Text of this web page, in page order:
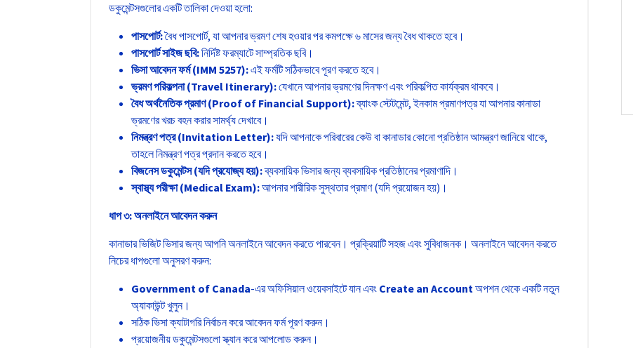
ডকুমেন্টসগুলোর একটি তালিকা দেওয়া হলো:
পাসপোর্ট:বৈধ পাসপোর্ট, যা আপনার ভ্রমণ শেষ হওয়ার পর কমপক্ষে ৬ মাসের জন্য বৈধ থাকতে হবে।
পাসপোর্ট সাইজ ছবি:নির্দিষ্ট ফরম্যাটে সাম্প্রতিক ছবি।
ভিসা আবেদন ফর্ম (IMM 5257):এই ফর্মটি সঠিকভাবে পূরণ করতে হবে।
ভ্রমণ পরিকল্পনা (Travel Itinerary):যেখানে আপনার ভ্রমণের দিনক্ষণ এবং পরিকল্পিত কার্যক্রম থাকবে।
বৈধ অর্থনৈতিক প্রমাণ (Proof of Financial Support):ব্যাংক স্টেটমেন্ট, ইনকাম প্রমাণপত্র যা আপনার কানাডা
ভ্রমণের খরচ বহন করার সামর্থ্য দেখাবে।
নিমন্ত্রণ পত্র (Invitation Letter):যদি আপনাকে পরিবারের কেউ বা কানাডার কোনো প্রতিষ্ঠান আমন্ত্রণ জানিয়ে থাকে,
তাহলে নিমন্ত্রণ পত্র প্রদান করতে হবে।
বিজনেস ডকুমেন্টস (যদি প্রযোজ্য হয়):ব্যবসায়িক ভিসার জন্য ব্যবসায়িক প্রতিষ্ঠানের প্রমাণাদি।
স্বাস্থ্য পরীক্ষা (Medical Exam):আপনার শারীরিক সুস্থতার প্রমাণ (যদি প্রয়োজন হয়)।
ধাপ ৩: অনলাইনে আবেদন করুন
কানাডার ভিজিট ভিসার জন্য আপনি অনলাইনে আবেদন করতে পারবেন। প্রক্রিয়াটি সহজ এবং সুবিধাজনক। অনলাইনে আবেদন করতে
নিচের ধাপগুলো অনুসরণ করুন:
Government of Canada-এর অফিসিয়াল ওয়েবসাইটে যান এবং Create an Accountঅপশন থেকে একটি নতুন
অ্যাকাউন্ট খুলুন।
সঠিক ভিসা ক্যাটাগরি নির্বাচন করে আবেদন ফর্ম পূরণ করুন।
প্রয়োজনীয় ডকুমেন্টসগুলো স্ক্যান করে আপলোড করুন।